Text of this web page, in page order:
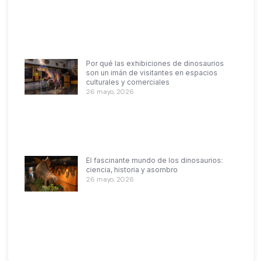
Por qué las exhibiciones de dinosaurios
son un imán de visitantes en espacios
culturales y comerciales
26 mayo, 2026
El fascinante mundo de los dinosaurios:
ciencia, historia y asombro
26 mayo, 2026